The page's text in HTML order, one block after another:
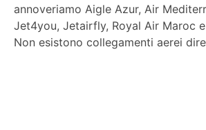
annoveriamo Aigle Azur, Air
Jet4you, Jetairfly, Royal Air Maroc
Non esistono collegamenti aerei